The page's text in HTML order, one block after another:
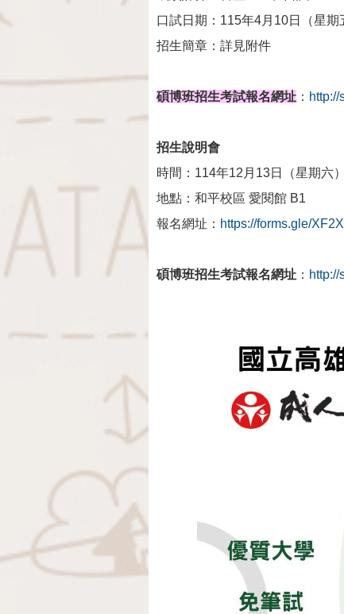
口試日期：115年4月10日（星期
招生簡章：詳見附件
碩博班招生考試報名網址 ：
招生說明會
時間：114年12月13日（星期六
地點：和平校區 愛閱館 B1
報名網址： https://forms.gle/
碩博班招生考試報名網址 ：